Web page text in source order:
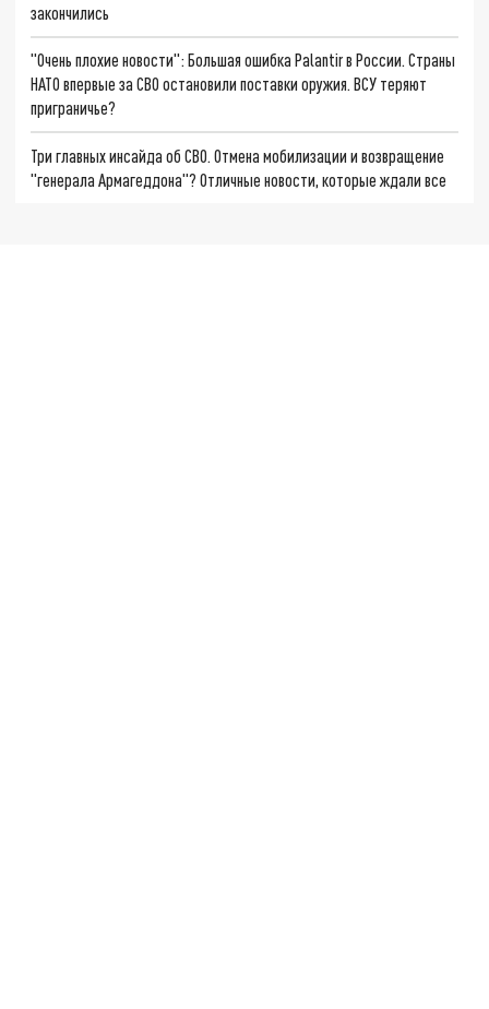
закончились
"Очень плохие новости": Большая ошибка Palantir в России. Страны
НАТО впервые за СВО остановили поставки оружия. ВСУ теряют
приграничье?
Три главных инсайда об СВО. Отмена мобилизации и возвращение
"генерала Армагеддона"? Отличные новости, которые ждали все